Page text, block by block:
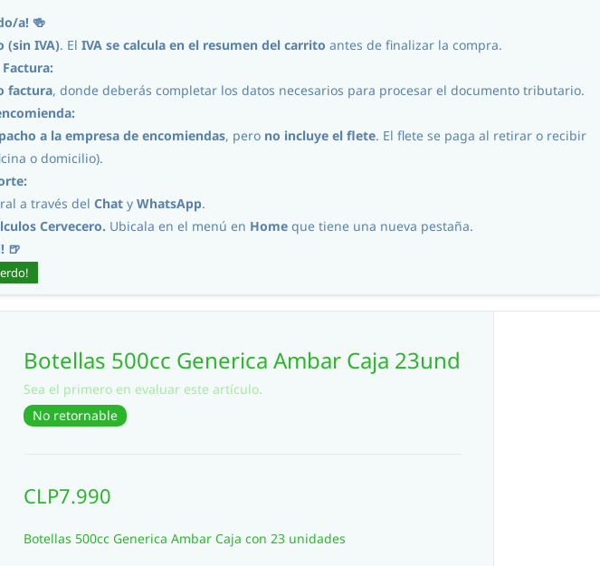
Botellas 500cc Generica Ambar Caja 23und
Sea el primero en evaluar este artículo.
No retornable
CLP7.990
Botellas 500cc Generica Ambar Caja con 23 unidades
a! 🍻
(sin IVA). El IVA se calcula en el resumen del carrito antes de finalizar la compra.
factura, donde deberás completar los datos necesarios para procesar el documento tributario.
a la empresa de encomiendas, pero no incluye el flete. El flete se paga al retirar o recibir
o domicilio).
a través del Chat y WhatsApp.
Cervecero. Ubicala en el menú en Home que tiene una nueva pestaña.
🍺